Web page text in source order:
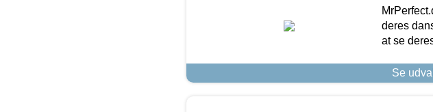
deres
at se
Se